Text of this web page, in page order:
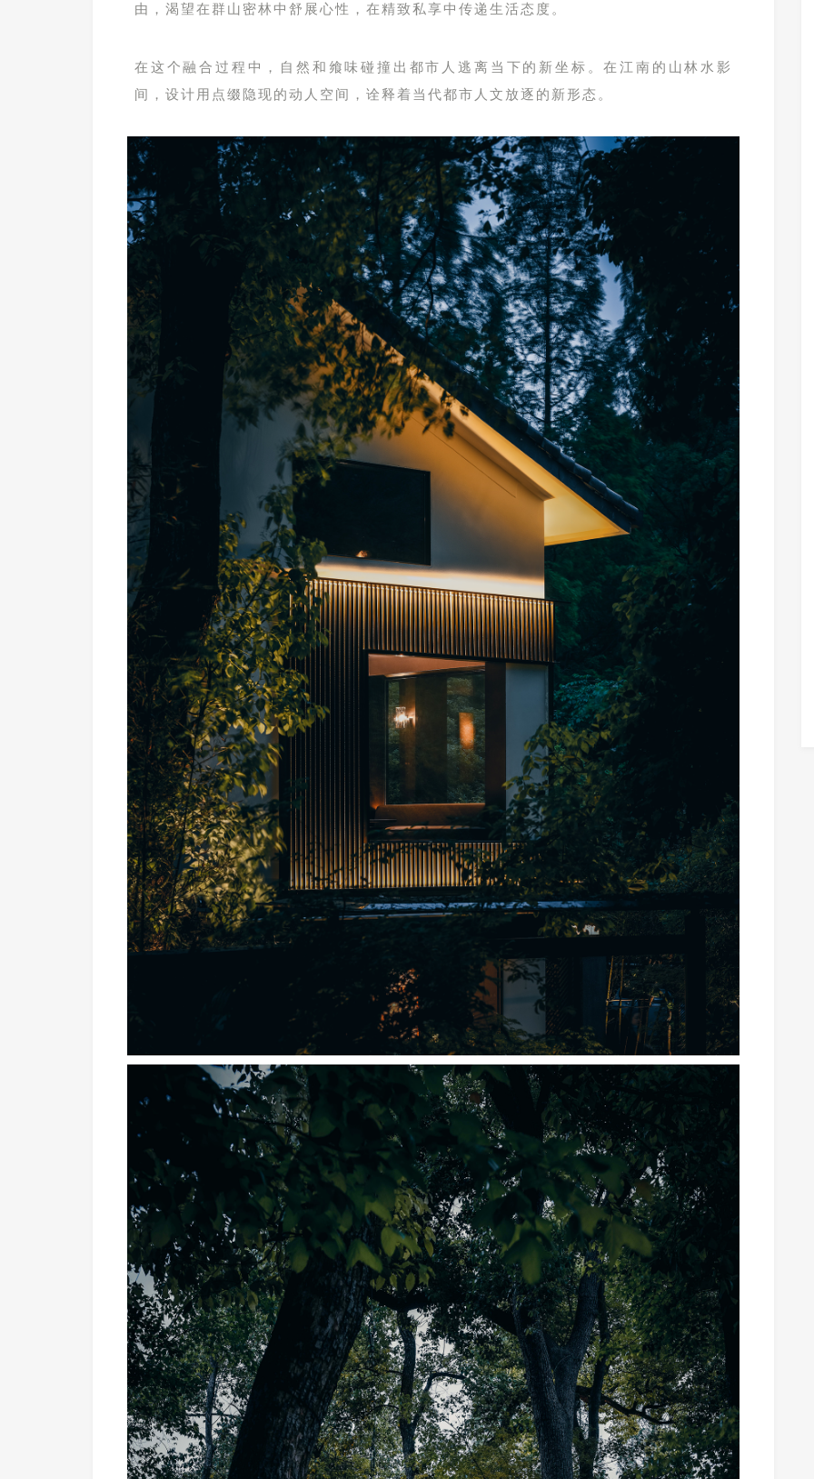
由，渴望在群山密林中舒展心性，在精致私享中传递生活态度。
在这个融合过程中，自然和飨味碰撞出都市人逃离当下的新坐标。在江南的山林水影
间，设计用点缀隐现的动人空间，诠释着当代都市人文放逐的新形态。